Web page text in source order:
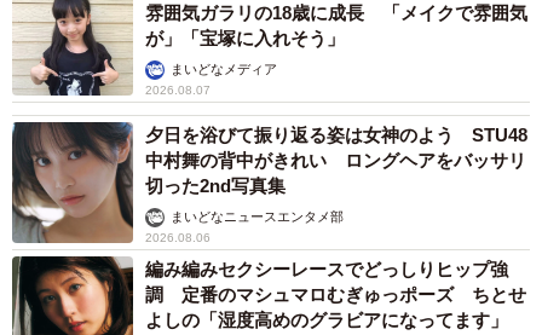
雰囲気ガラリの18歳に成長 「メイクで雰囲気
が」「宝塚に入れそう」
まいどなメディア
2026.08.07
夕日を浴びて振り返る姿は女神のよう STU48
中村舞の背中がきれい ロングヘアをバッサリ
切った2nd写真集
まいどなニュースエンタメ部
2026.08.06
編み編みセクシーレースでどっしりヒップ強
調 定番のマシュマロむぎゅっポーズ ちとせ
よしの「湿度高めのグラビアになってます」